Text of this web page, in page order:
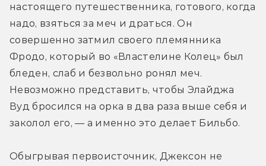
настоящего путешественника, готового, когда
надо, взяться за меч и драться. Он
совершенно затмил своего племянника
Фродо, который во «Властелине Колец» был
бледен, слаб и безвольно ронял меч.
Невозможно представить, чтобы Элайджа
Вуд бросился на орка в два раза выше себя и
заколол его, — а именно это делает Бильбо.
Обыгрывая первоисточник, Джексон не